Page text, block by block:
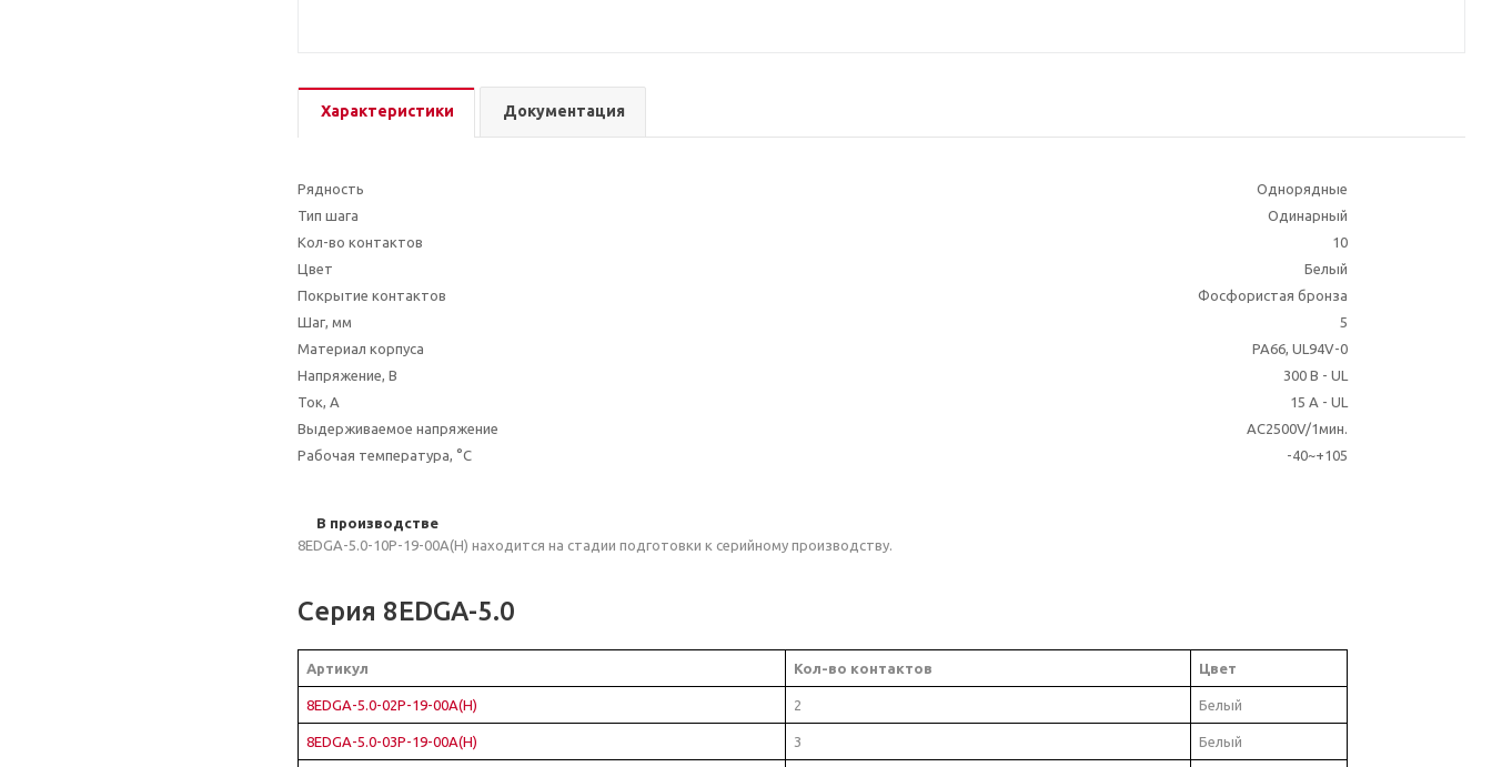
Характеристики Документация
Рядность
Однорядные
Тип шага
Одинарный
Кол-во контактов
10
Цвет
Белый
Покрытие контактов
Фосфористая бронза
Шаг, мм
5
Материал корпуса
PA66, UL94V-0
Напряжение, В
300 В - UL
Ток, А
15 A - UL
Выдерживаемое напряжение
AC2500V/1мин.
Рабочая температура, °C
-40~+105
В производстве
8EDGA-5.0-10P-19-00A(H) находится на стадии подготовки к серийному производству.
Серия 8EDGA-5.0
Артикул Кол-во контактов Цвет
8EDGA-5.0-02P-19-00A(H) 2 Белый
8EDGA-5.0-03P-19-00A(H) 3 Белый